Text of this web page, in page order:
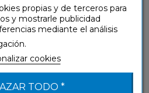
sobre nuestros
propias y de terceros para
y mostrarle publicidad
mediante el análisis
cookies
TODO *